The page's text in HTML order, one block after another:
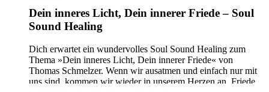
Dein inneres Licht, Dein innerer Friede – Soul
Sound Healing
Dich erwartet ein wundervolles Soul Sound Healing zum
Thema »Dein inneres Licht, Dein innerer Friede« von
Thomas Schmelzer. Wenn wir ausatmen und einfach nur mit
uns sind, kommen wir wieder in unserem Herzen an. Friede